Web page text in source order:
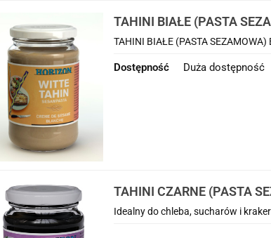
TAHINI BIAŁE (PASTA
TAHINI BIAŁE (PASTA SEZAMOWA)
Dostępność Duża dostępność
TAHINI CZARNE (PASTA
SEZAMU)
Idealny do chleba, sucharów i